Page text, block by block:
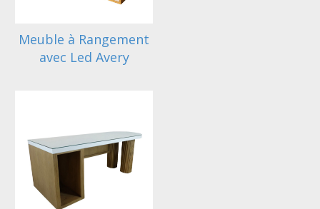
Meuble à Rangement
avec Led Avery